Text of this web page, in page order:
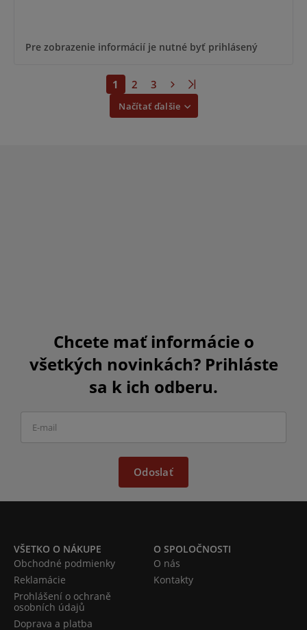
Pre zobrazenie informácií je nutné byť prihlásený
Načítať ďalšie
1 2 3
Chcete mať informácie o
všetkých novinkách? Prihláste
sa k ich odberu.
Odoslať
VŠETKO O NÁKUPE
Obchodné podmienky
Reklamácie
Prohlášení o ochraně
osobních údajů
Doprava a platba
O SPOLOČNOSTI
O nás
Kontakty